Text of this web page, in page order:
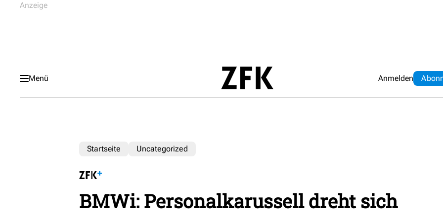
Menü Anmelden Abo
Startseite Uncategorized
BMWi: Personalkarussell dreht sich